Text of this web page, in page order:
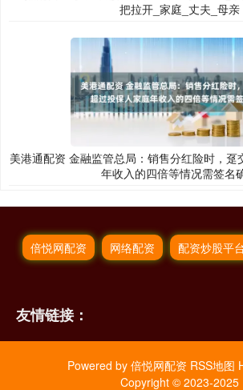
把拉开_家庭_丈夫_母亲
美港通配资 金融监管总局：销售分红险时，趸
年收入的四倍等情况需签名
倍悦网配资 网络配资 配资炒股平
友情链接：
Powered by 倍悦网配资 RSS地图
Copyright © 2023-2025